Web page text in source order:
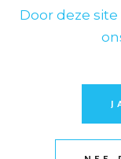
Door deze
Mijn